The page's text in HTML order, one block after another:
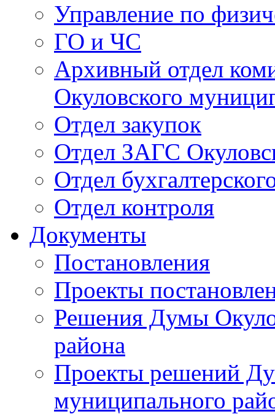
Управление по
ГО и ЧС
Архивный отдел
Окуловского
Отдел закупок
Отдел ЗАГС
Отдел
Отдел контроля
Документы
Постановления
Проекты
Решения Думы
района
Проекты решений
муниципального